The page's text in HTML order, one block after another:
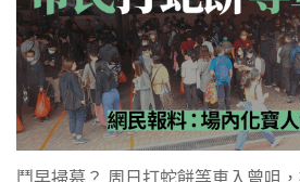
鬥早掃墓？ 周日打蛇餅等車入曾咀